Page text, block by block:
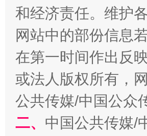
揭开“小金库”的免责幌子
和经济责任。维护
网站中的部份信息
在第一时间作出反
或法人版权所有，
公共传媒/中国公众
二、 中国公共传媒/